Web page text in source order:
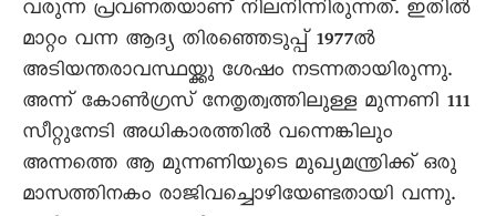
വരുന്ന പ്രവണതയാണ് നിലനിന്നിരുന്നത്. ഇതിൽ
മാറ്റം വന്ന ആദ്യ തിരഞ്ഞെടുപ്പ് 1977ൽ
അടിയന്തരാവസ്ഥയ്ക്കു ശേഷം നടന്നതായിരുന്നു.
അന്ന് കോൺഗ്രസ് നേതൃത്വത്തിലുള്ള മുന്നണി 111
സീറ്റുനേടി അധികാരത്തിൽ വന്നെങ്കിലും
അന്നത്തെ ആ മുന്നണിയുടെ മുഖ്യമന്ത്രിക്ക് ഒരു
മാസത്തിനകം രാജിവച്ചൊഴിയേണ്ടതായി വന്നു.